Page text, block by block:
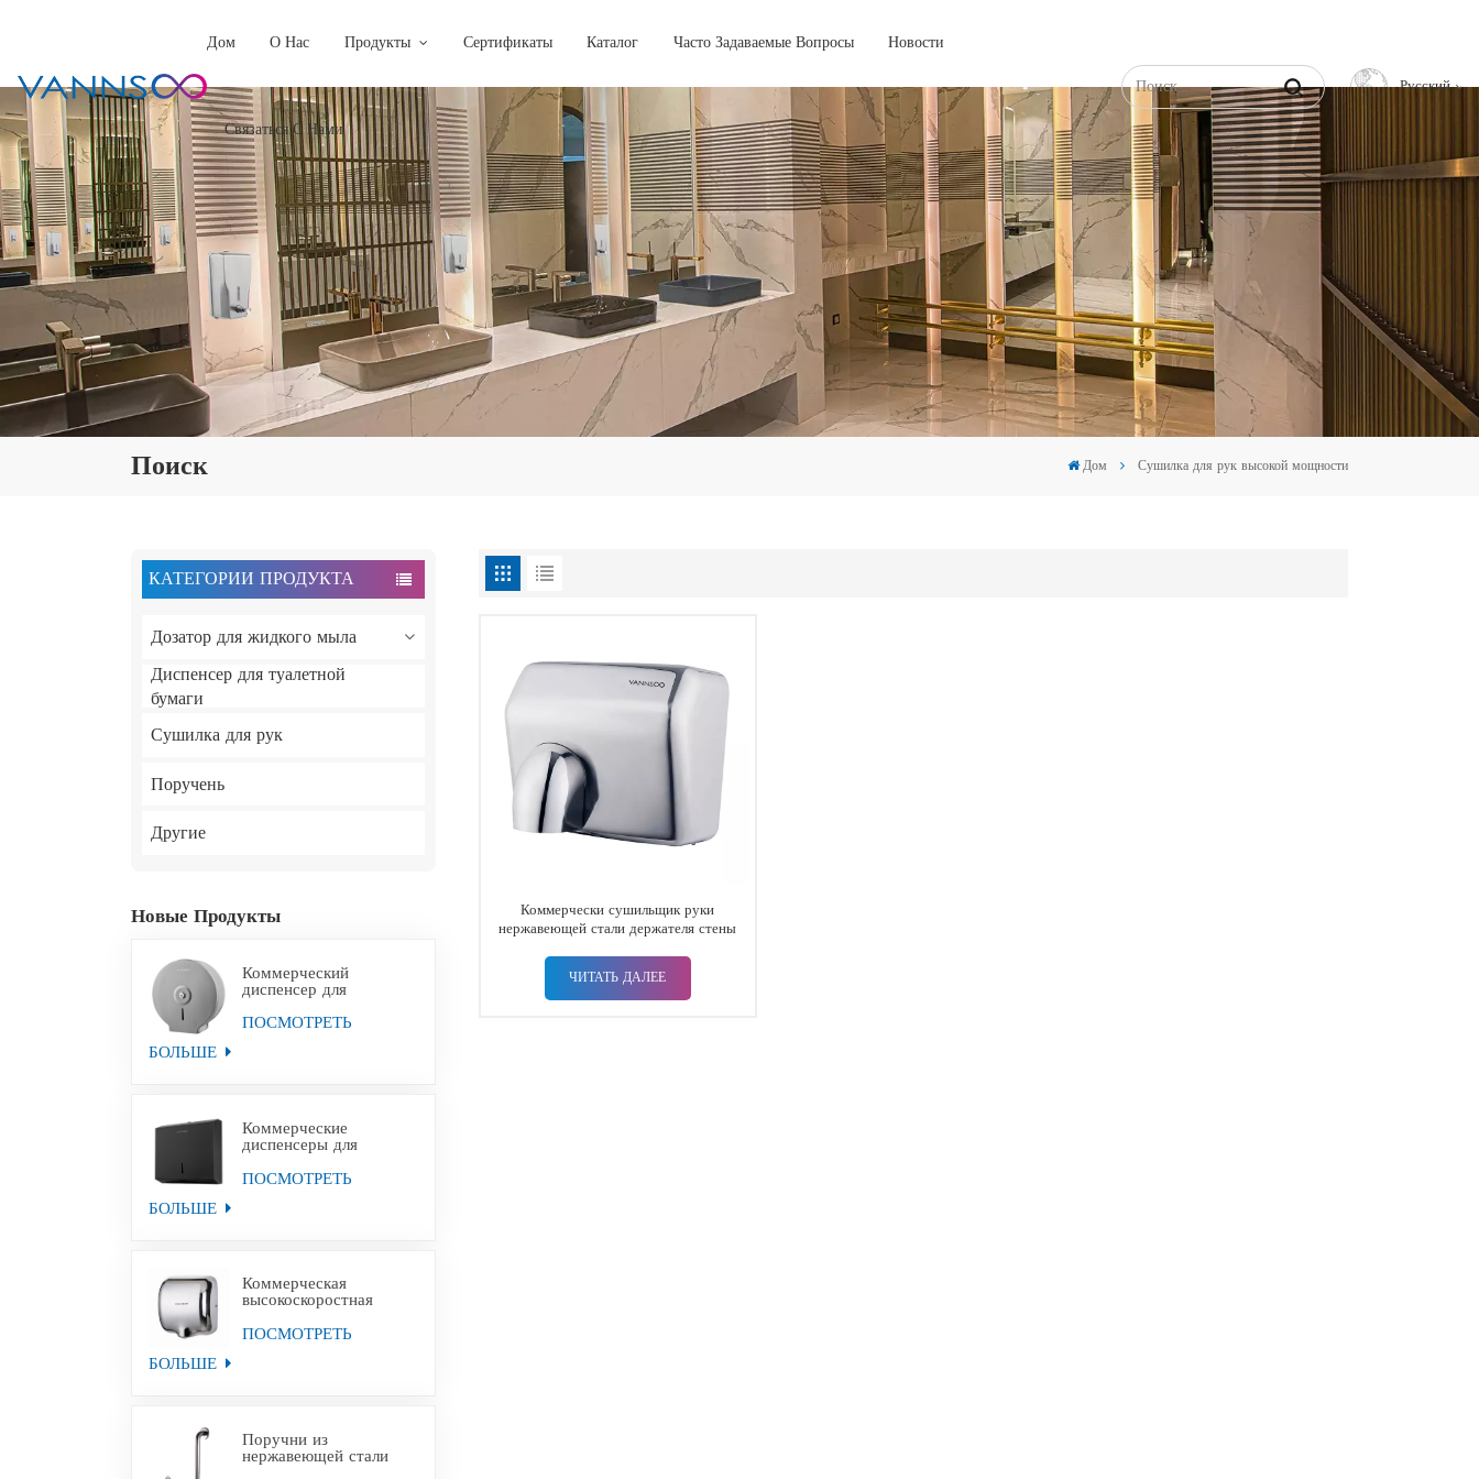
Дом О Нас Продукты Сертификаты Каталог Часто Задаваемые Вопросы Новости
Связаться С Нами
Русский
English
Русский
Español
中文
Поиск Дом Сушилка для рук высокой мощности
КАТЕГОРИИ ПРОДУКТА
Дозатор для жидкого мыла
Диспенсер для туалетной
бумаги
Сушилка для рук
Поручень
Другие
Новые Продукты
Коммерческий
диспенсер для
туалетной бумаги
Jumbo из
ПОСМОТРЕТЬ
БОЛЬШЕ
Коммерческие
диспенсеры для
полотенец для рук из
черной бумаги из
ПОСМОТРЕТЬ
БОЛЬШЕ
Коммерческая
высокоскоростная
сушилка для рук для
уборных
ПОСМОТРЕТЬ
БОЛЬШЕ
Поручни из
нержавеющей стали
для инвалидов
Коммерчески сушильщик руки
нержавеющей стали держателя стены
ЧИТАТЬ ДАЛЕЕ